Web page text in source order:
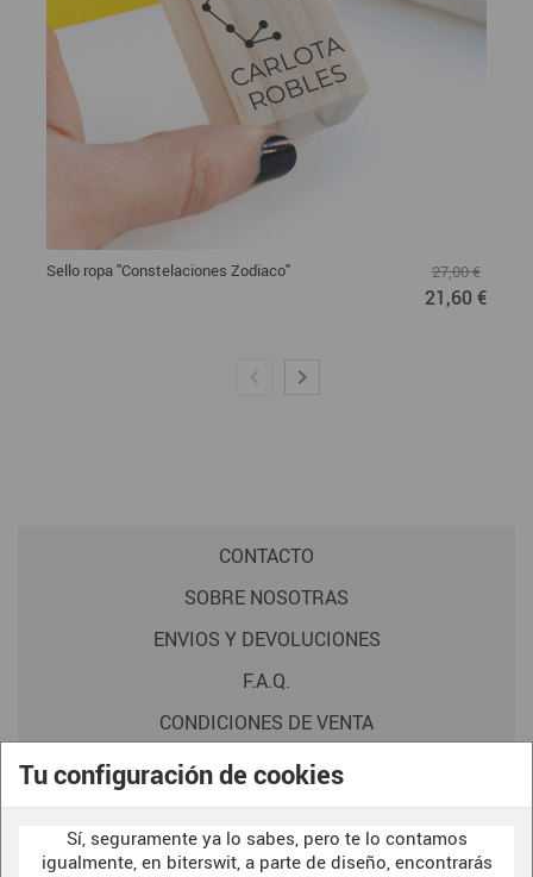
Tu configuración de cookies
Sí, seguramente ya lo sabes, pero te lo contamos
igualmente, en biterswit, a parte de diseño, encontrarás
Sello ropa "Constelaciones Zodiaco" 27,00 €
21,60 €
CONTACTO
SOBRE NOSOTRAS
ENVIOS Y DEVOLUCIONES
F.A.Q.
CONDICIONES DE VENTA
POLITICA DE PRIVACIDAD
AVISO LEGAL
POLÍTICA DE COOKIES